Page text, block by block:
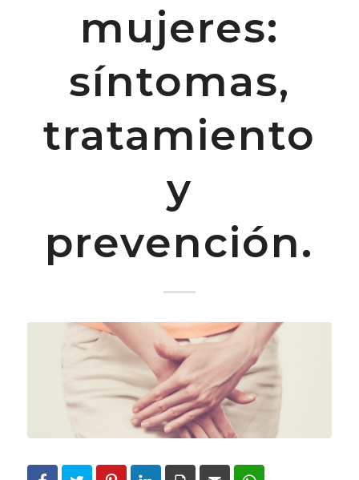
mujeres:
síntomas,
tratamiento
y
prevención.